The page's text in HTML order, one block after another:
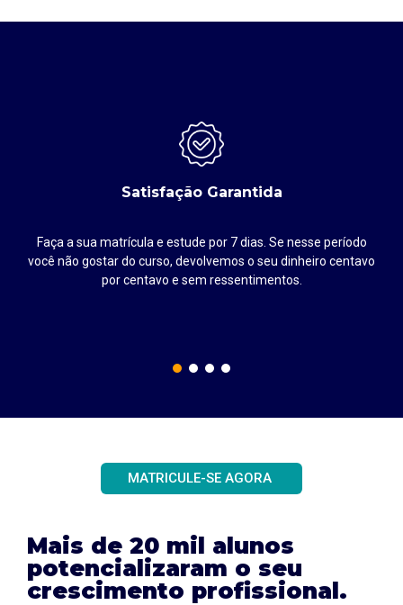
Satisfação Garantida
Faça a sua matrícula e estude por 7 dias. Se nesse período
você não gostar do curso, devolvemos o seu dinheiro centavo
por centavo e sem ressentimentos.
MATRICULE-SE AGORA
Mais de 20 mil alunos
potencializaram o seu
crescimento profissional.